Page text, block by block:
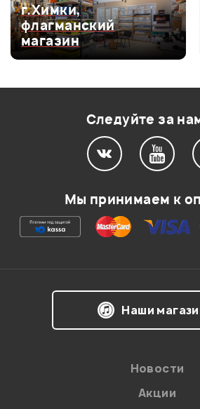
Оценка5
Оценка4
Оценка3
Ваша оценка:
г.Химки,
флагманский
магазин
Следуйте за
Мы принимаем к
Наши
Новости
Акции